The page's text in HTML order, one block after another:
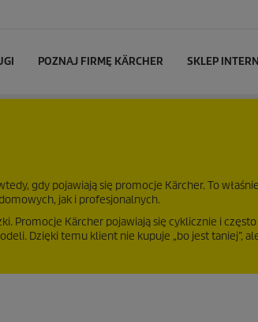
POZNAJ FIRMĘ KÄRCHER SKLEP
gdy pojawiają się promocje Kärcher. To
jak i profesjonalnych.
Promocje Kärcher pojawiają się cyklicznie i często
Dzięki temu klient nie kupuje „bo jest taniej”,